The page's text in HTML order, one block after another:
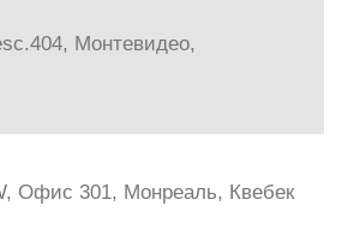
Монтевидео,
Офис 301, Монреаль, Квебек